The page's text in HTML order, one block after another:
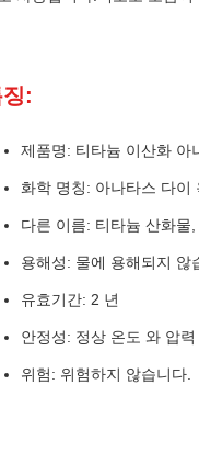
:
제품명: 티타늄 이산화 아
화학 명칭: 아나타스 다이
다른 이름: 티타늄 산화물
용해성: 물에 용해되지 않
유효기간: 2 년
안정성: 정상 온도 와 압
위험: 위험하지 않습니다.